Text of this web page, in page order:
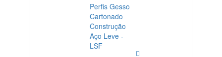
Perfis Gesso
Cartonado
Construção
Aço Leve -
LSF